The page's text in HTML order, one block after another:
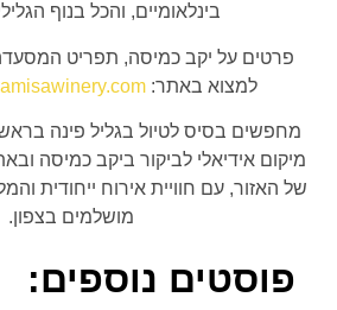
בינלאומיים, והכל בנוף
פרטים על יקב כמיסה, תפריט
למצוא באתר:
מחפשים בסיס לטיול בגליל פינה
מיקום אידיאלי לביקור ביקב כמיסה
של האזור, עם חוויית אירוח ייחודית
מושלמים בצפון.
פוסטים נוספים: